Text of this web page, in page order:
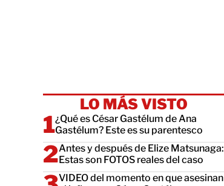
LO MÁS VISTO
¿Qué es César Gastélum de Ana
Gastélum? Este es su parentesco
Antes y después de Elize Matsunaga:
Estas son FOTOS reales del caso
VIDEO del momento en que asesinan